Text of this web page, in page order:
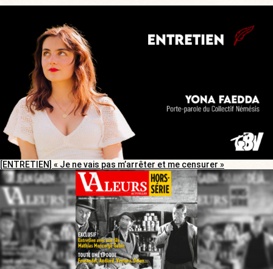
[ENTRETIEN] « Je ne vais pas m’arrêter et me censurer »